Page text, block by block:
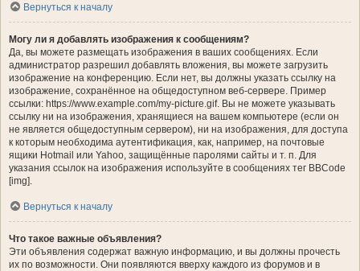
Вернуться к началу
Могу ли я добавлять изображения к сообщениям?
Да, вы можете размещать изображения в ваших сообщениях. Если
администратор разрешил добавлять вложения, вы можете загрузить
изображение на конференцию. Если нет, вы должны указать ссылку на
изображение, сохранённое на общедоступном веб-сервере. Пример
ссылки: https://www.example.com/my-picture.gif. Вы не можете указывать
ссылку ни на изображения, хранящиеся на вашем компьютере (если он
не является общедоступным сервером), ни на изображения, для доступа
к которым необходима аутентификация, как, например, на почтовые
ящики Hotmail или Yahoo, защищённые паролями сайты и т. п. Для
указания ссылок на изображения используйте в сообщениях тег BBCode
[img].
Вернуться к началу
Что такое важные объявления?
Эти объявления содержат важную информацию, и вы должны прочесть
их по возможности. Они появляются вверху каждого из форумов и в